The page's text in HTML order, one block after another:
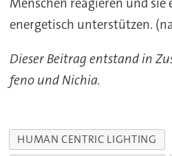
Menschen reagieren und
energetisch unterstützen.
Dieser Beitrag entstand in
feno und Nichia.
HUMAN CENTRIC LIGHTING